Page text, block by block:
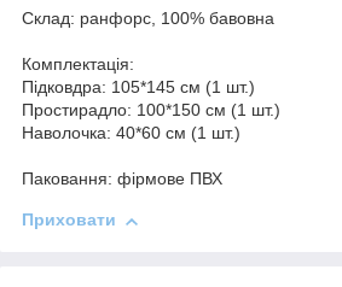
Склад: ранфорс, 100% бавовна
Комплектація:
Підковдра: 105*145 см (1 шт.)
Простирадло: 100*150 см (1 шт.)
Наволочка: 40*60 см (1 шт.)
Паковання: фірмове ПВХ
Приховати